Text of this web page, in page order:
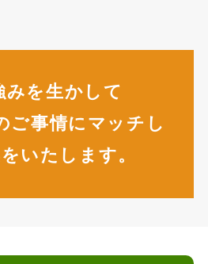
みを生かして
ご事情にマッチし
いたします。